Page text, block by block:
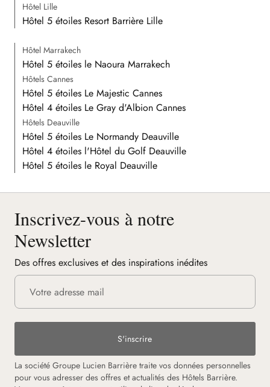
Hôtel Lille
Hôtel 5 étoiles Resort Barrière Lille
Hôtel Marrakech
Hôtel 5 étoiles le Naoura Marrakech
Hôtels Cannes
Hôtel 5 étoiles Le Majestic Cannes
Hôtel 4 étoiles Le Gray d'Albion Cannes
Hôtels Deauville
Hôtel 5 étoiles Le Normandy Deauville
Hôtel 4 étoiles l'Hôtel du Golf Deauville
Hôtel 5 étoiles le Royal Deauville
Inscrivez-vous à notre
Newsletter
Des offres exclusives et des inspirations inédites
S'inscrire
La société Groupe Lucien Barrière traite vos données personnelles
pour vous adresser des offres et actualités des Hôtels Barrière.